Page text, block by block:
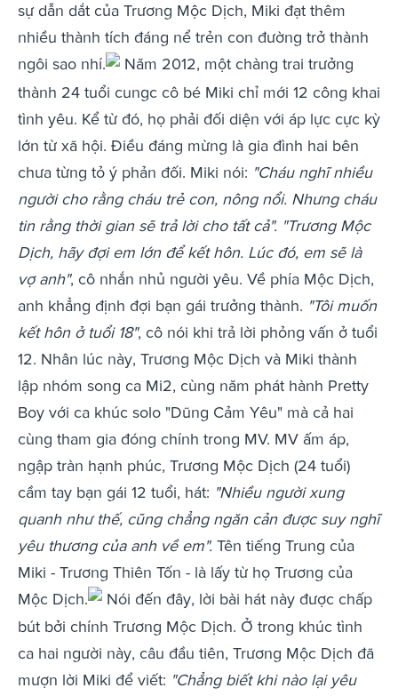
sự dẫn dắt của Trương Mộc Dịch, Miki đạt thêm
nhiều thành tích đáng nể trẻn con đường trở thành
ngôi sao nhí.
Năm 2012, một chàng trai trưởng
thành 24 tuổi cungc cô bé Miki chỉ mới 12 công khai
tình yêu. Kể từ đó, họ phải đối diện với áp lực cực kỳ
lớn từ xã hội. Điều đáng mừng là gia đình hai bên
chưa từng tỏ ý phản đối. Miki nói: "Cháu nghĩ nhiều
người cho rằng cháu trẻ con, nông nổi. Nhưng cháu
tin rằng thời gian sẽ trả lời cho tất cả". "Trương Mộc
Dịch, hãy đợi em lớn để kết hôn. Lúc đó, em sẽ là
vợ anh", cô nhắn nhủ người yêu. Về phía Mộc Dịch,
anh khẳng định đợi bạn gái trưởng thành. "Tôi muốn
kết hôn ở tuổi 18", cô nói khi trả lời phỏng vấn ở tuổi
12. Nhân lúc này, Trương Mộc Dịch và Miki thành
lập nhóm song ca Mi2, cùng năm phát hành Pretty
Boy với ca khúc solo "Dũng Cảm Yêu" mà cả hai
cùng tham gia đóng chính trong MV. MV ấm áp,
ngập tràn hạnh phúc, Trương Mộc Dịch (24 tuổi)
cầm tay bạn gái 12 tuổi, hát: "Nhiều người xung
quanh như thế, cũng chẳng ngăn cản được suy nghĩ
yêu thương của anh về em". Tên tiếng Trung của
Miki - Trương Thiên Tốn - là lấy từ họ Trương của
Mộc Dịch.
Nói đến đây, lời bài hát này được chấp
bút bởi chính Trương Mộc Dịch. Ở trong khúc tình
ca hai người này, câu đầu tiên, Trương Mộc Dịch đã
mượn lời Miki để viết: "Chẳng biết khi nào lại yêu